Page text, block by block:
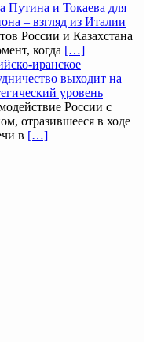
Путина и Токаева для
– взгляд из Италии
России и Казахстана
когда […]
иранское
выходит на
уровень
России с
отразившееся в ходе
в […]